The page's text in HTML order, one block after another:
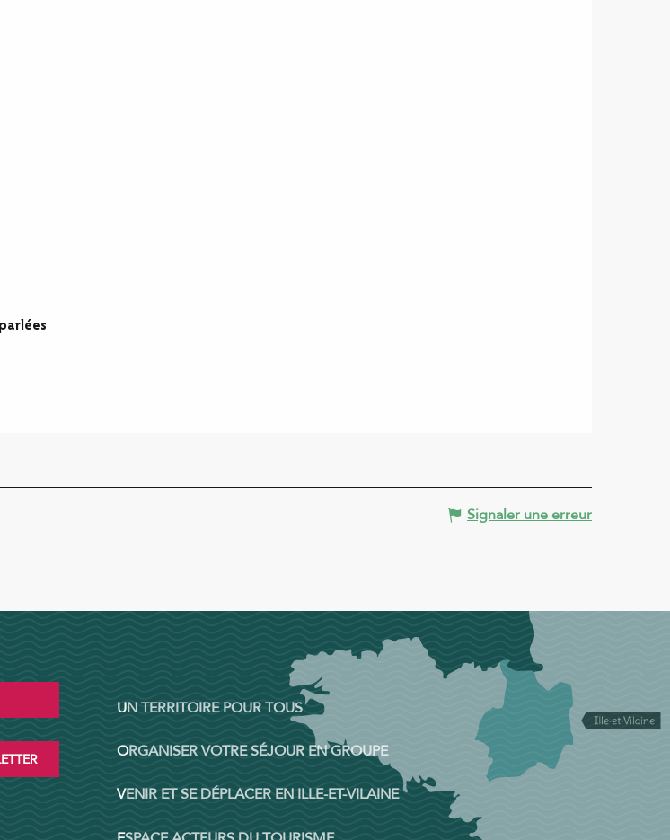
Signaler une erreur
UN TERRITOIRE POUR TOUS
ORGANISER VOTRE SÉJOUR EN GROUPE
VENIR ET SE DÉPLACER EN ILLE-ET-VILAINE